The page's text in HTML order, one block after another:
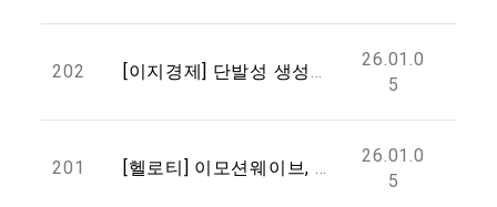
202 [이지경제] 단발성 생성은 끝났다…이모션웨이브가 제시한 ‘창작 AI’의 진화
26.01.0
5
201 [헬로티] 이모션웨이브, CES 2026서 MUVIS·SERO AI로 북미 공략 나선다
26.01.0
5